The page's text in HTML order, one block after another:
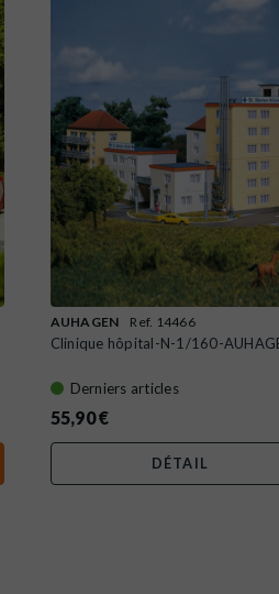
AUHAGEN Ref. 14466
Clinique hôpital-N-1/160-
Derniers articles
55,90 €
DÉTAIL